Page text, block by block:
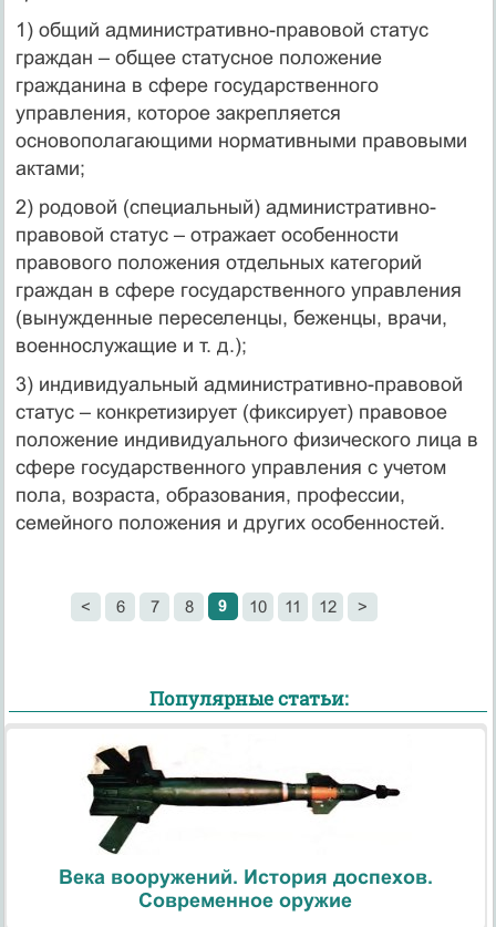
1) общий административно-правовой статус
граждан – общее статусное положение
гражданина в сфере государственного
управления, которое закрепляется
основополагающими нормативными правовыми
актами;
2) родовой (специальный) административно-
правовой статус – отражает особенности
правового положения отдельных категорий
граждан в сфере государственного управления
(вынужденные переселенцы, беженцы, врачи,
военнослужащие и т. д.);
3) индивидуальный административно-правовой
статус – конкретизирует (фиксирует) правовое
положение индивидуального физического лица в
сфере государственного управления с учетом
пола, возраста, образования, профессии,
семейного положения и других особенностей.
< 6 7 8 9 10 11 12 >
Популярные статьи:
Века вооружений. История доспехов.
Современное оружие